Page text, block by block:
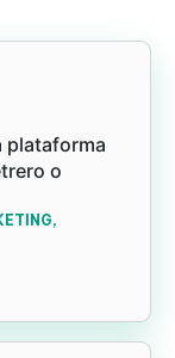
plataforma
o